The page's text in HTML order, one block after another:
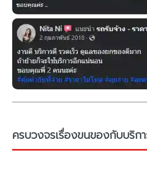
ครบวงจรเรื่องขนของกับบริก